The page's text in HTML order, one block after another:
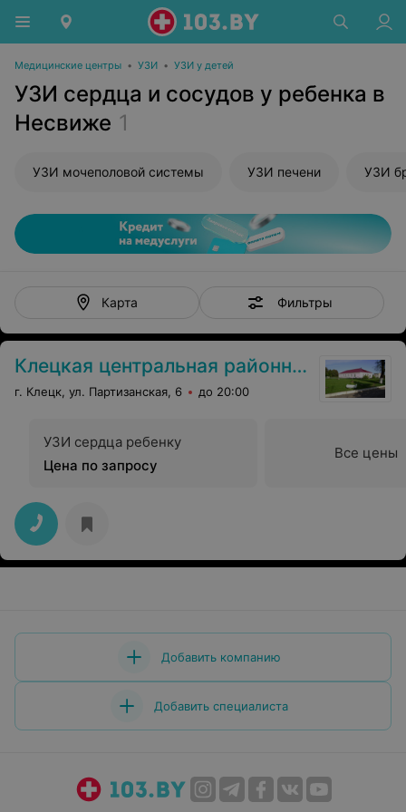
Медицинские центры • УЗИ • УЗИ у детей
УЗИ сердца и сосудов у ребенка в
Несвиже 1
УЗИ мочеполовой системы УЗИ печени УЗИ
Карта Фильтры
Клецкая центральная районная больница
г. Клецк, ул. Партизанская, 6 до 20:00
УЗИ сердца ребенку
Цена по запросу
Все цены
Добавить компанию
Добавить специалиста